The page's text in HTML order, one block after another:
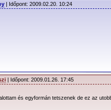
| Időpont: 2009.02.20. 10:24
| Időpont: 2009.01.26. 17:45
és egyformán tetszenek de ez az